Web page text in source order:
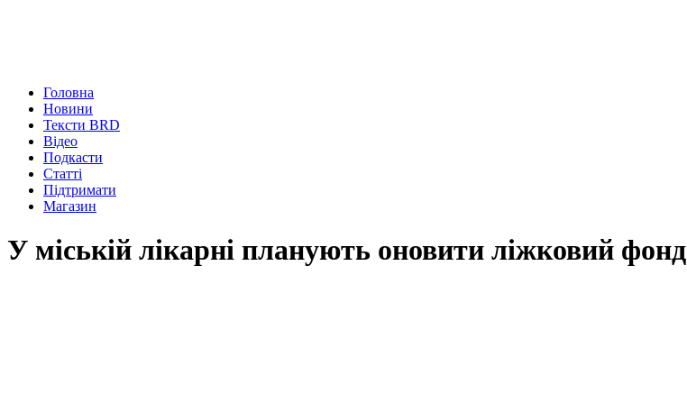
Головна
Новини
Тексти BRD
Відео
Подкасти
Статті
Підтримати
Магазин
У міській лікарні планують оновити ліжковий фонд